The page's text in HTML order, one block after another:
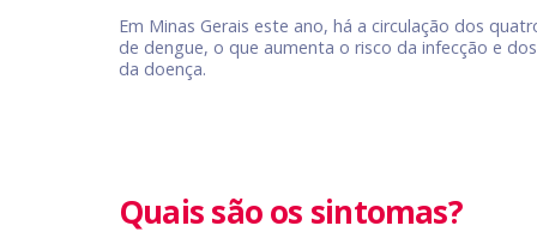
Em Minas Gerais este ano, há a circulação dos
de dengue, o que aumenta o risco da infecção e
da doença.
Quais são os sintomas?